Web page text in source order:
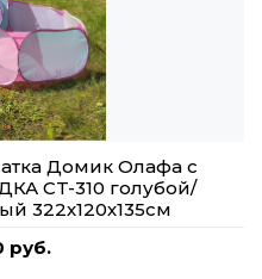
Домик Олафа с
CT-310 голубой/
322х120х135см
руб.